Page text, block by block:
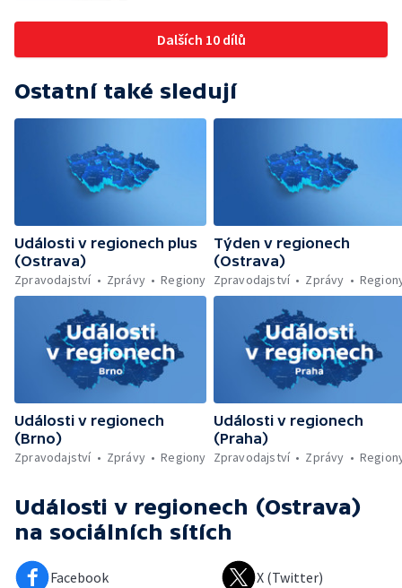
Jičíně
Dalších 10 dílů
Ostatní také sledují
Události v regionech plus
(Ostrava)
Zpravodajství
Zprávy Regiony
Týden v regionech
(Ostrava)
Zpravodajství
Zprávy
Události v regionech
(Brno)
Zpravodajství
Zprávy Regiony
Události v regionech
(Praha)
Zpravodajství
Zprávy
Události v regionech (Ostrava)
na sociálních sítích
Facebook X (Twitter)